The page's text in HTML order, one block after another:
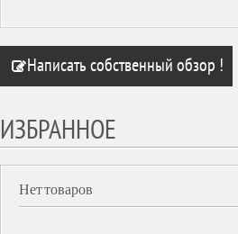
Написать собственный обзор !
ИЗБРАННОЕ
Нет товаров